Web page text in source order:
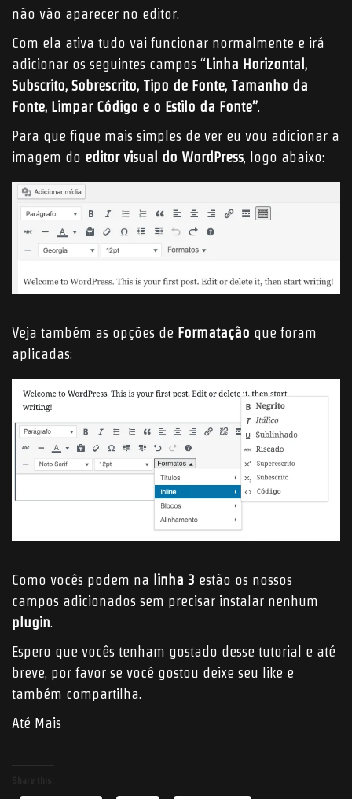
não vão aparecer no editor.
Com ela ativa tudo vai funcionar normalmente e irá
adicionar os seguintes campos “Linha Horizontal,
Subscrito, Sobrescrito, Tipo de Fonte, Tamanho da
Fonte, Limpar Código e o Estilo da Fonte”.
Para que fique mais simples de ver eu vou adicionar a
imagem do editor visual do WordPress, logo abaixo:
Veja também as opções de Formatação que foram
aplicadas:
Como vocês podem na linha 3 estão os nossos
campos adicionados sem precisar instalar nenhum
plugin.
Espero que vocês tenham gostado desse tutorial e até
breve, por favor se você gostou deixe seu like e
também compartilha.
Até Mais